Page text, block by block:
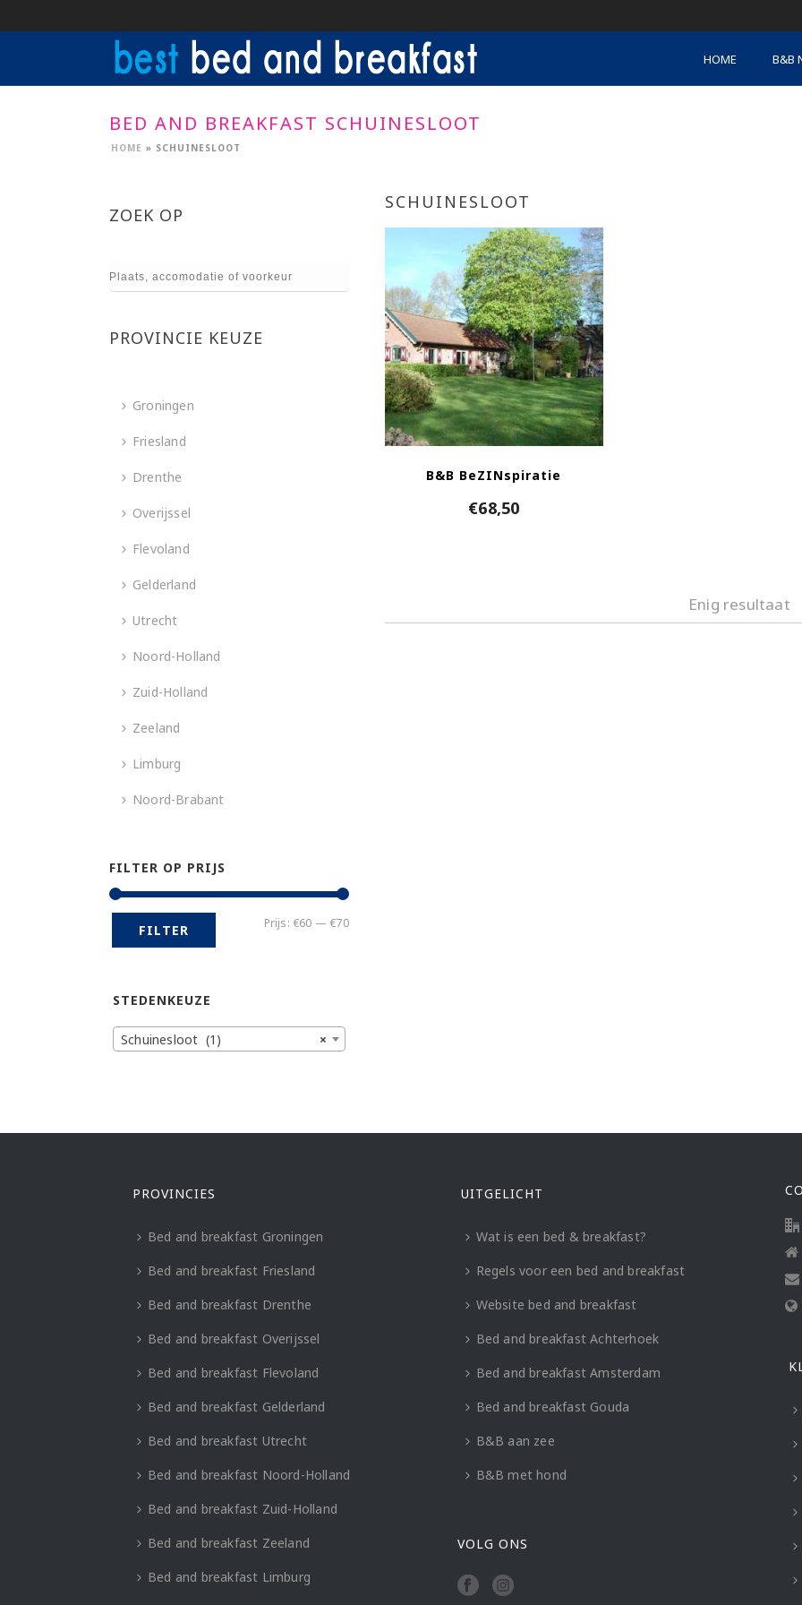
HOME B&B
BED AND BREAKFAST SCHUINESLOOT
HOME » SCHUINESLOOT
SCHUINESLOOT
B&B BeZINspiratie
€68,50
Enig resultaat
ZOEK OP
PROVINCIE KEUZE
Groningen
Friesland
Drenthe
Overijssel
Flevoland
Gelderland
Utrecht
Noord-Holland
Zuid-Holland
Zeeland
Limburg
Noord-Brabant
FILTER OP PRIJS
Min.
Max.
FILTER Prijs: €60 —€70
STEDENKEUZE
×
Schuinesloot (1)
PROVINCIES
Bed and breakfast Groningen
Bed and breakfast Friesland
Bed and breakfast Drenthe
Bed and breakfast Overijssel
Bed and breakfast Flevoland
Bed and breakfast Gelderland
Bed and breakfast Utrecht
Bed and breakfast Noord-Holland
Bed and breakfast Zuid-Holland
Bed and breakfast Zeeland
Bed and breakfast Limburg
UITGELICHT
Wat is een bed & breakfast?
Regels voor een bed and breakfast
Website bed and breakfast
Bed and breakfast Achterhoek
Bed and breakfast Amsterdam
Bed and breakfast Gouda
B&B aan zee
B&B met hond
VOLG ONS